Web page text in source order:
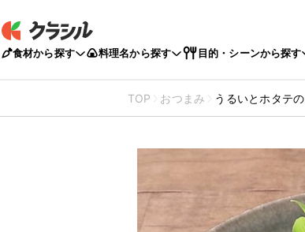
食材から探す 料理名から探す 目的・シーンから探す
TOP おつまみ うるいとホタテ